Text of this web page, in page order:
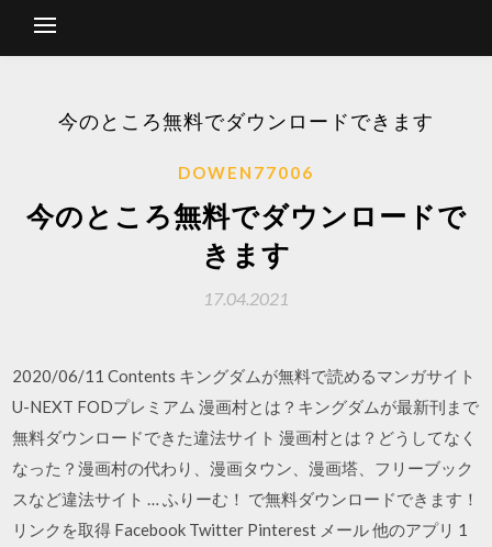
今のところ無料でダウンロードできます
DOWEN77006
今のところ無料でダウンロードで
きます
17.04.2021
2020/06/11 Contents キングダムが無料で読めるマンガサイト
U-NEXT FODプレミアム 漫画村とは？キングダムが最新刊まで
無料ダウンロードできた違法サイト 漫画村とは？どうしてなく
なった？漫画村の代わり、漫画タウン、漫画塔、フリーブック
スなど違法サイト … ふりーむ！ で無料ダウンロードできます！
リンクを取得 Facebook Twitter Pinterest メール 他のアプリ 1